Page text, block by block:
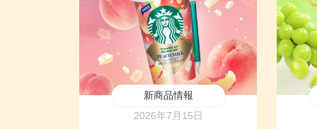
新商品情報
2026年7月15日